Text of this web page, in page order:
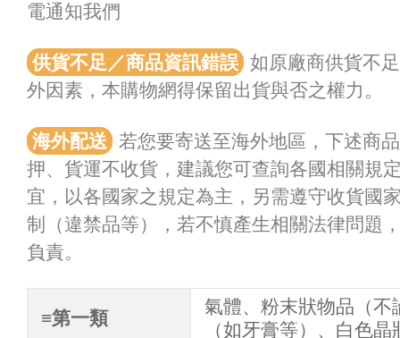
電通知我們
供貨不足／商品資訊錯誤 如原廠商供貨不
外因素，本購物網得保留出貨與否之權力。
海外配送
若您要寄送至海外地區，下述商
押、貨運不收貨，建議您可查詢各國相關規
宜，以各國家之規定為主，另需遵守收貨國
制（違禁品等），若不慎產生相關法律問題
負責。
≡第一類
氣體、粉末狀物品（不
（如牙膏等）、白色晶